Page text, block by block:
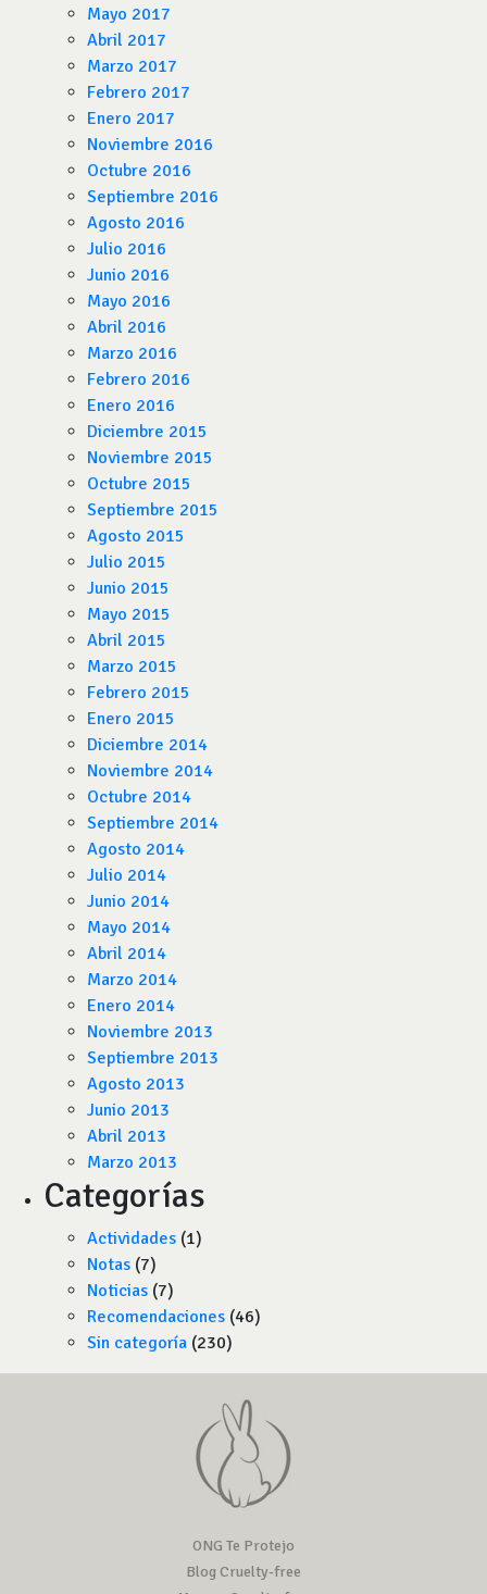
Mayo 2017
Abril 2017
Marzo 2017
Febrero 2017
Enero 2017
Noviembre 2016
Octubre 2016
Septiembre 2016
Agosto 2016
Julio 2016
Junio 2016
Mayo 2016
Abril 2016
Marzo 2016
Febrero 2016
Enero 2016
Diciembre 2015
Noviembre 2015
Octubre 2015
Septiembre 2015
Agosto 2015
Julio 2015
Junio 2015
Mayo 2015
Abril 2015
Marzo 2015
Febrero 2015
Enero 2015
Diciembre 2014
Noviembre 2014
Octubre 2014
Septiembre 2014
Agosto 2014
Julio 2014
Junio 2014
Mayo 2014
Abril 2014
Marzo 2014
Enero 2014
Noviembre 2013
Septiembre 2013
Agosto 2013
Junio 2013
Abril 2013
Marzo 2013
Categorías
Actividades (1)
Notas (7)
Noticias (7)
Recomendaciones (46)
Sin categoría (230)
ONG Te Protejo
Blog Cruelty-free